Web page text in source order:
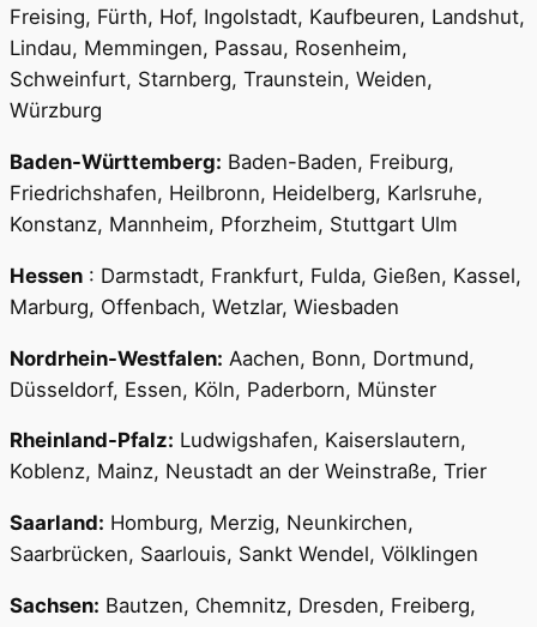
Freising, Fürth, Hof, Ingolstadt, Kaufbeuren, Landshut,
Lindau, Memmingen, Passau, Rosenheim,
Schweinfurt, Starnberg, Traunstein, Weiden,
Würzburg
Baden-Württemberg: Baden-Baden, Freiburg,
Friedrichshafen, Heilbronn, Heidelberg, Karlsruhe,
Konstanz, Mannheim, Pforzheim, Stuttgart Ulm
Hessen : Darmstadt, Frankfurt, Fulda, Gießen, Kassel,
Marburg, Offenbach, Wetzlar, Wiesbaden
Nordrhein-Westfalen: Aachen, Bonn, Dortmund,
Düsseldorf, Essen, Köln, Paderborn, Münster
Rheinland-Pfalz: Ludwigshafen, Kaiserslautern,
Koblenz, Mainz, Neustadt an der Weinstraße, Trier
Saarland: Homburg, Merzig, Neunkirchen,
Saarbrücken, Saarlouis, Sankt Wendel, Völklingen
Sachsen: Bautzen, Chemnitz, Dresden, Freiberg,